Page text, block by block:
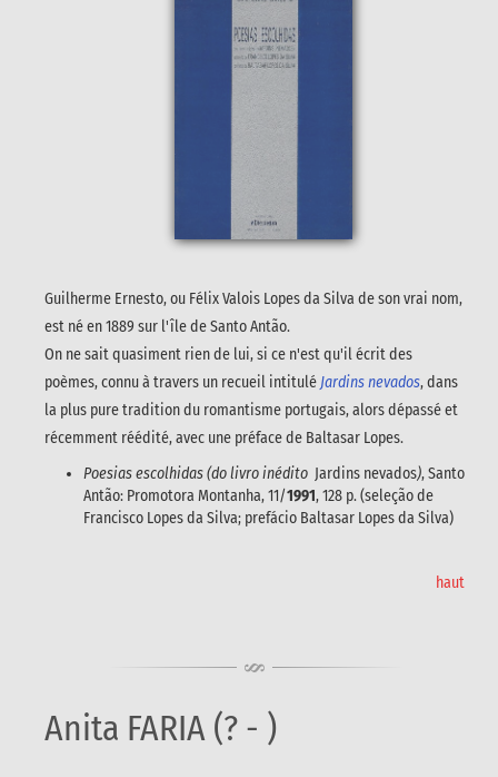
Guilherme Ernesto, ou Félix Valois Lopes da Silva de son vrai nom,
est né en 1889 sur l'île de Santo Antão.
On ne sait quasiment rien de lui, si ce n'est qu'il écrit des
poèmes, connu à travers un recueil intitulé Jardins nevados, dans
la plus pure tradition du romantisme portugais, alors dépassé et
récemment réédité, avec une préface de Baltasar Lopes.
Poesias escolhidas (do livro inédito Jardins nevados), Santo
Antão: Promotora Montanha, 11/1991, 128 p. (seleção de
Francisco Lopes da Silva; prefácio Baltasar Lopes da Silva)
haut
Anita FARIA (? - )